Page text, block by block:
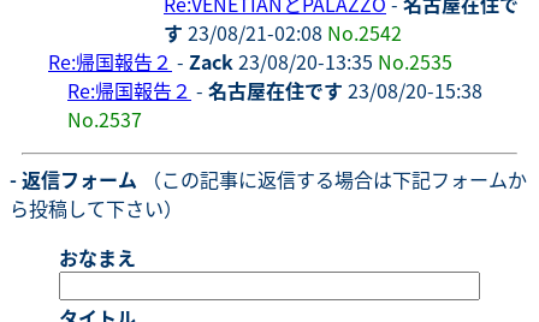
す 23/08/21-02:08 No.2542
Re:帰国報告２ - Zack23/08/20-13:35 No.2535
Re:帰国報告２ - 名古屋在住です 23/08/20-15:38
No.2537
- 返信フォーム （この記事に返信する場合は下記フォームか
ら投稿して下さい）
おなまえ